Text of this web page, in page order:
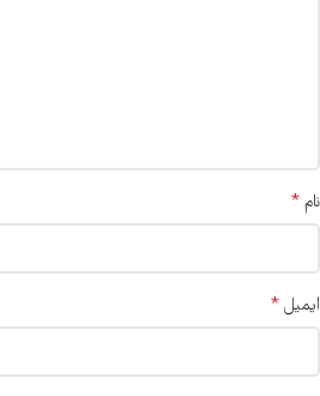
نام *
ایمیل *